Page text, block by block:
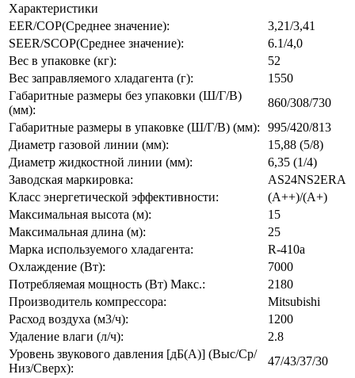
Характеристики
EER/COP(Среднее значение):
3,21/3,41
SEER/SCOP(Среднее значение):
6.1/4,0
Вес в упаковке (кг):
52
Вес заправляемого хладагента (г):
1550
Габаритные размеры без упаковки (Ш/Г/В)
(мм):
860/308/730
Габаритные размеры в упаковке (Ш/Г/В) (мм):
995/420/813
Диаметр газовой линии (мм):
15,88 (5/8)
Диаметр жидкостной линии (мм):
6,35 (1/4)
Заводская маркировка:
AS24NS2ERA
Класс энергетической эффективности:
(A++)/(A+)
Максимальная высота (м):
15
Максимальная длина (м):
25
Марка используемого хладагента:
R-410a
Охлаждение (Вт):
7000
Потребляемая мощность (Вт) Макс.:
2180
Производитель компрессора:
Mitsubishi
Расход воздуха (м3/ч):
1200
Удаление влаги (л/ч):
2.8
Уровень звукового давления [дБ(А)] (Выс/Ср/
Низ/Сверх):
47/43/37/30